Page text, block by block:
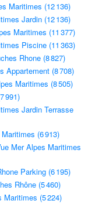
Maritimes (12 136)
Jardin (12 136)
Maritimes (11 377)
Piscine (11 363)
Rhone (8 827)
Appartement (8 708)
Maritimes (8 505)
991)
Jardin Terrasse
(6 913)
Mer Alpes Maritimes
Parking (6 195)
Rhône (5 460)
Maritimes (5 224)